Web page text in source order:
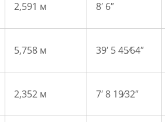
2,591 м 8′ 6″
5,758 м 39′ 5 45⁄64″
2,352 м 7′ 8 19⁄32″